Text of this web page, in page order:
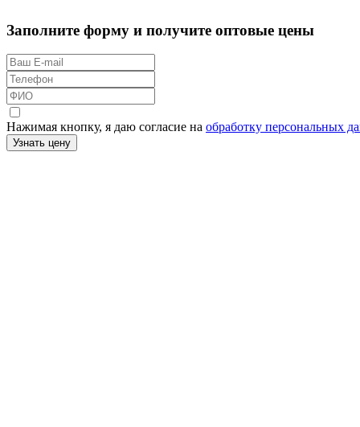
Заполните форму и получите оптовые цены
Нажимая кнопку, я даю согласие на обработку персональных
Узнать цену